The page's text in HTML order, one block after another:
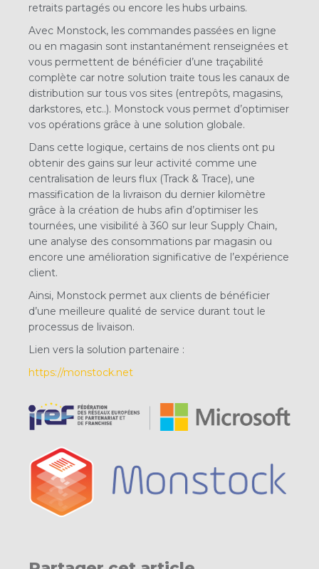
retraits partagés ou encore les hubs urbains.
Avec Monstock, les commandes passées en ligne
ou en magasin sont instantanément renseignées et
vous permettent de bénéficier d’une traçabilité
complète car notre solution traite tous les canaux de
distribution sur tous vos sites (entrepôts, magasins,
darkstores, etc..). Monstock vous permet d’optimiser
vos opérations grâce à une solution globale.
Dans cette logique, certains de nos clients ont pu
obtenir des gains sur leur activité comme une
centralisation de leurs flux (Track & Trace), une
massification de la livraison du dernier kilomètre
grâce à la création de hubs afin d’optimiser les
tournées, une visibilité à 360 sur leur Supply Chain,
une analyse des consommations par magasin ou
encore une amélioration significative de l’expérience
client.
Ainsi, Monstock permet aux clients de bénéficier
d’une meilleure qualité de service durant tout le
processus de livaison.
Lien vers la solution partenaire :
https://monstock.net